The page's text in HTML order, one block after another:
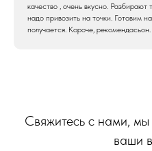
качество , очень вкусно. Разбирают
надо привозить на точки. Готовим
получается. Короче, рекомендасьон.
Свяжитесь с нами,
ваши